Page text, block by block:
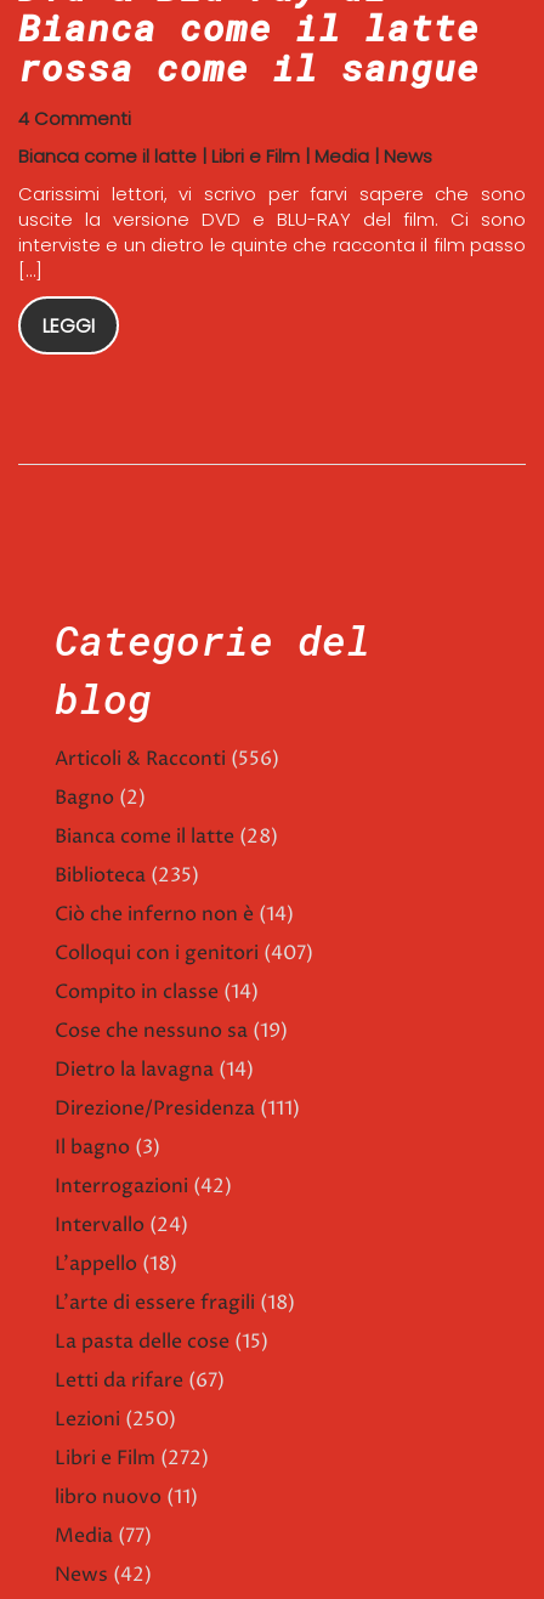
Bianca come il latte
rossa come il sangue
4 Commenti
Bianca come il latte | Libri e Film | Media | News
Carissimi lettori, vi scrivo per farvi sapere che sono
uscite la versione DVD e BLU-RAY del film. Ci sono
interviste e un dietro le quinte che racconta il film passo
[…]
LEGGI
Categorie del
blog
Articoli & Racconti (556)
Bagno (2)
Bianca come il latte (28)
Biblioteca (235)
Ciò che inferno non è (14)
Colloqui con i genitori (407)
Compito in classe (14)
Cose che nessuno sa (19)
Dietro la lavagna (14)
Direzione/Presidenza (111)
Il bagno (3)
Interrogazioni (42)
Intervallo (24)
L'appello (18)
L'arte di essere fragili (18)
La pasta delle cose (15)
Letti da rifare (67)
Lezioni (250)
Libri e Film (272)
libro nuovo (11)
Media (77)
News (42)